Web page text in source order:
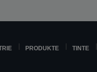
PRODUKTE TINTE